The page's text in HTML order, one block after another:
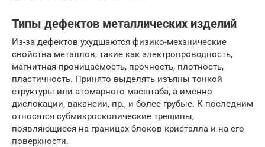
Типы дефектов металлических изделий
Из-за дефектов ухудшаются физико-механические
свойства металлов, такие как электропроводность,
магнитная проницаемость, прочность, плотность,
пластичность. Принято выделять изъяны тонкой
структуры или атомарного масштаба, а именно
дислокации, вакансии, пр., и более грубые. К последним
относятся субмикроскопические трещины,
появляющиеся на границах блоков кристалла и на его
поверхности.